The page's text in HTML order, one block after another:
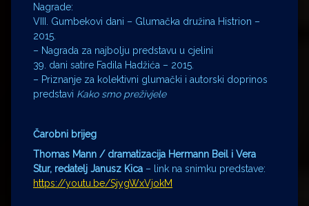
Nagrade:
VIII. Gumbekovi dani – Glumačka družina Histrion –
2015.
– Nagrada za najbolju predstavu u cjelini
39. dani satire Fadila Hadžića – 2015.
– Priznanje za kolektivni glumački i autorski doprinos
predstavi Kako smo preživjele
Čarobni brijeg
Thomas Mann / dramatizacija Hermann Beil i Vera
Stur, redatelj Janusz Kica – link na snimku predstave:
https://youtu.be/SjygWxVjokM